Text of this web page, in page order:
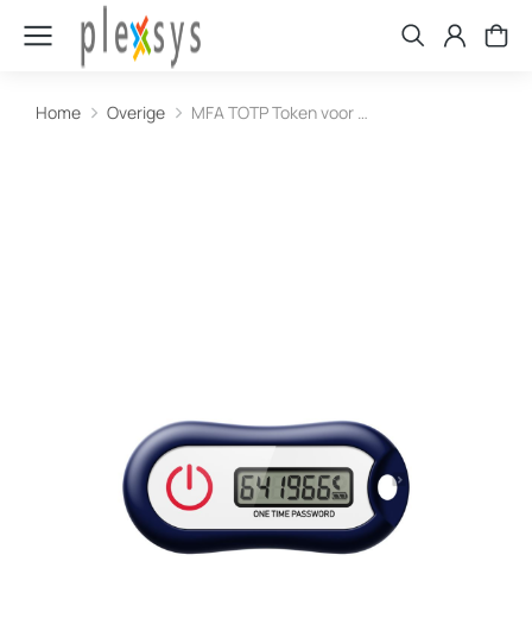
Je bent hier:
Home Overige MFA TOTP Token voor …